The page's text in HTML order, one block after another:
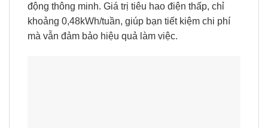
động thông minh. Giá trị tiêu hao điện thấp, chỉ
khoảng 0,48kWh/tuần, giúp bạn tiết kiệm chi phí
mà vẫn đảm bảo hiệu quả làm việc.